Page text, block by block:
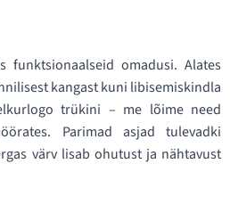
funktsionaalseid omadusi. Alates
kangast kuni libisemiskindla
trükini – me lõime need
Parimad asjad tulevadki
värv lisab ohutust ja nähtavust